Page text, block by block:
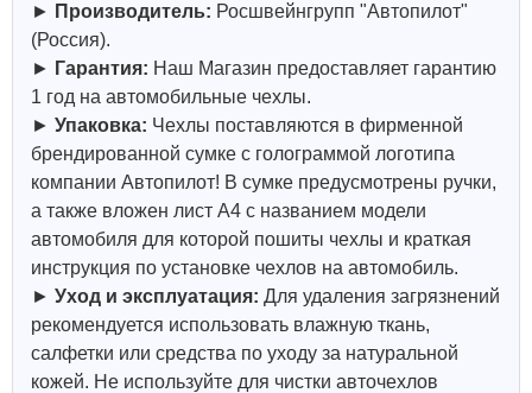
► Производитель: Росшвейнгрупп "Автопилот"
(Россия).
► Гарантия: Наш Магазин предоставляет гарантию
1 год на автомобильные чехлы.
► Упаковка: Чехлы поставляются в фирменной
брендированной сумке с голограммой логотипа
компании Автопилот! В сумке предусмотрены ручки,
а также вложен лист А4 с названием модели
автомобиля для которой пошиты чехлы и краткая
инструкция по установке чехлов на автомобиль.
► Уход и эксплуатация: Для удаления загрязнений
рекомендуется использовать влажную ткань,
салфетки или средства по уходу за натуральной
кожей. Не используйте для чистки авточехлов